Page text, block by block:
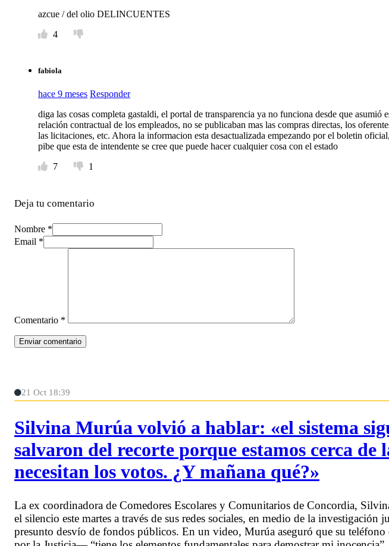
azcue / del olio DELINCUENTES
4
fabiola
hace 9 meses Responder
diga las cosas completa gastaldi, el portal de transparencia ya no funciona desde que asumió
relación contractual de los empleados, no se publicaban mas las compras directas, los
las licitaciones, etc. Ahora la informacion esta desactualizada empezando por el boletin
pibe que esta de intendente se cree que puede hacer cualquier cosa con el estado
7
1
Deja tu comentario
Nombre *
Email *
Comentario *
21 Oct 18:39
Silvina Murúa volvió a hablar: «el sistema
salvaron del recorte porque estamos cerca de
necesitan los votos. ¿Y mañana qué?»
La ex coordinadora de Comedores Escolares y Comunitarios de Concordia,
el silencio este martes a través de sus redes sociales, en medio de la
presunto desvío de fondos públicos. En un video, Murúa aseguró que su